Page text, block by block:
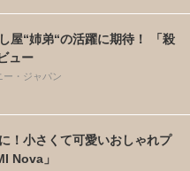
屋“姉弟“の活躍に期待！ 「殺
ュー
ー・ジャパン
！小さくて可愛いおしゃれプ
Nova」